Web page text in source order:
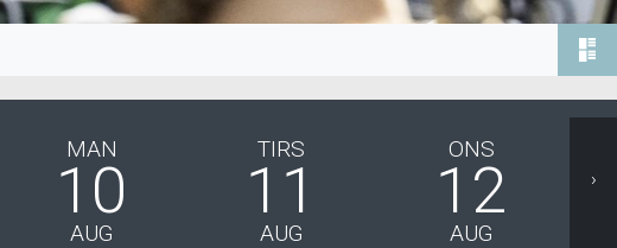
MAN
10
AUG
TIRS
11
AUG
ONS
12
AUG
›